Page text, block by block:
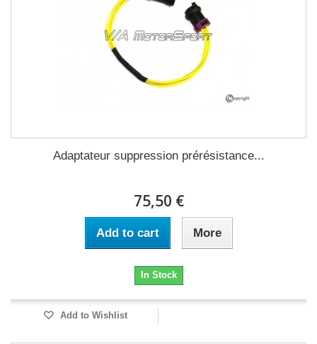
Adaptateur suppression prérésistance...
75,50 €
Add to cart More
In Stock
Add to Wishlist